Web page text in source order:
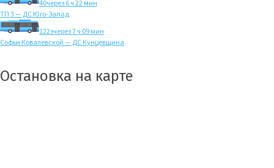
40через 6 ч 22 мин
ТП 3 — ДС Юго-Запад
122эчерез 7 ч 09 мин
Софьи Ковалевской — ДС Кунцевщина
Остановка на карте